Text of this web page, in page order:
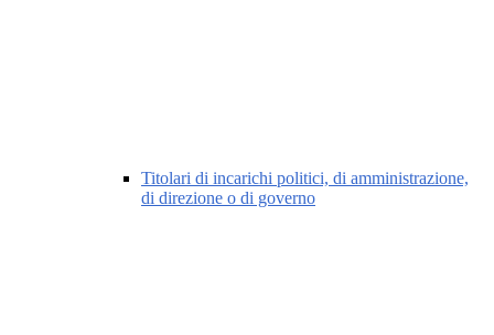
Titolari di incarichi politici, di amministrazione,
di direzione o di governo